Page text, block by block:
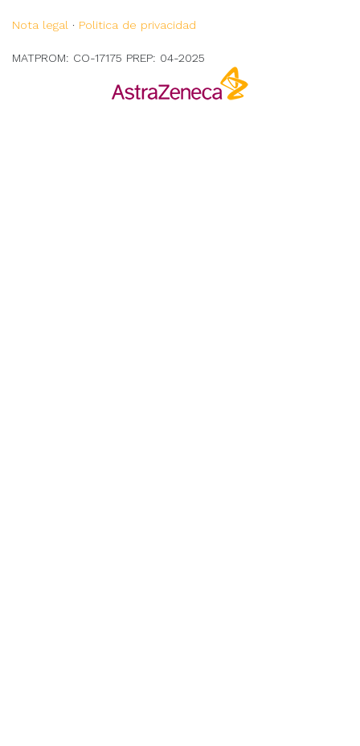
Nota legal · Politica de privacidad
MATPROM: CO-17175 PREP: 04-2025